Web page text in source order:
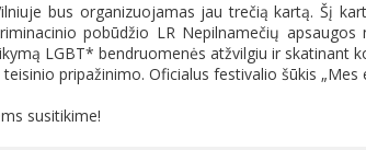
bus organizuojamas jau trečią kartą. Šį
pobūdžio LR Nepilnamečių
LGBT* bendruomenės atžvilgiu ir skatinant
pripažinimo. Oficialus festivalio šūkis „Mes
susitikime!